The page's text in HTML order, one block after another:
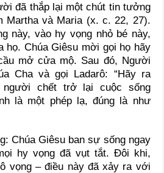
đã thắp lại một chút tin tưởng
Martha và Maria (x. c. 22, 27).
này, vào hy vọng nhỏ bé này,
họ. Chúa Giêsu mời gọi họ hãy
mở cửa mộ. Sau đó, Người
Cha và gọi Ladarô: “Hãy ra
người chết trở lại cuộc sống
là một phép lạ, đúng là như
Chúa Giêsu ban sự sống ngay
hy vọng đã vụt tắt. Đôi khi,
vọng – điều này đã xảy ra với